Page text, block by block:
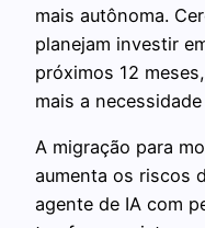
mais autônoma.
planejam investir
próximos 12
mais a
A migração para
aumenta os riscos
agente de IA com